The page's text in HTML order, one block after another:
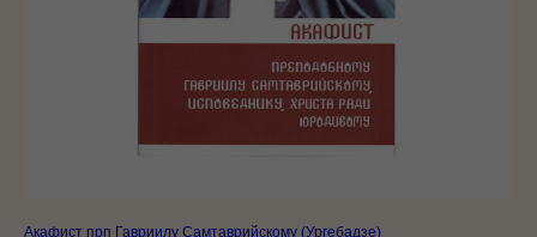
Акафист прп Гавриилу Самтаврийскому (Ургебадзе)